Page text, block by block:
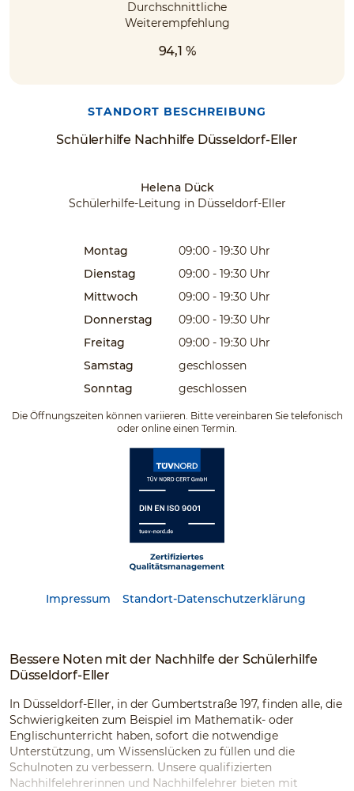
Durchschnittliche
Weiterempfehlung
94,1 %
Schülerhilfe Nachhilfe Düsseldorf-Eller
STANDORT BESCHREIBUNG
Helena Dück
Schülerhilfe-Leitung in Düsseldorf-Eller
Montag 09:00 - 19:30 Uhr
Dienstag
09:00 - 19:30 Uhr
Mittwoch
09:00 - 19:30 Uhr
Donnerstag
09:00 - 19:30 Uhr
Freitag
09:00 - 19:30 Uhr
Samstag
geschlossen
Sonntag
geschlossen
Die Öffnungszeiten können variieren. Bitte vereinbaren Sie telefonisch
oder online einen Termin.
Impressum Standort-Datenschutzerklärung
Bessere Noten mit der Nachhilfe der Schülerhilfe
Düsseldorf-Eller
In Düsseldorf-Eller, in der Gumbertstraße 197, finden alle, die
Schwierigkeiten zum Beispiel im Mathematik- oder
Englischunterricht haben, sofort die notwendige
Unterstützung, um Wissenslücken zu füllen und die
Schulnoten zu verbessern. Unsere qualifizierten
Nachhilfelehrerinnen und Nachhilfelehrer bieten mit